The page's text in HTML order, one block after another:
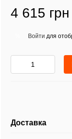
4 615 грн
Войти для
Доставка